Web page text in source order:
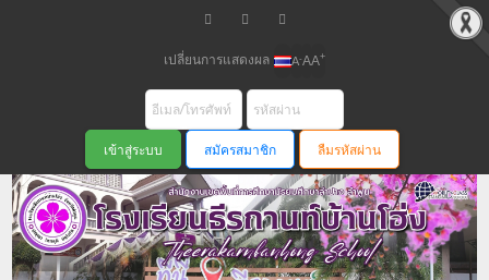
เปลี่ยนการแสดงผล A-AA+
สมัครสมาชิก ลืมรหัสผ่าน